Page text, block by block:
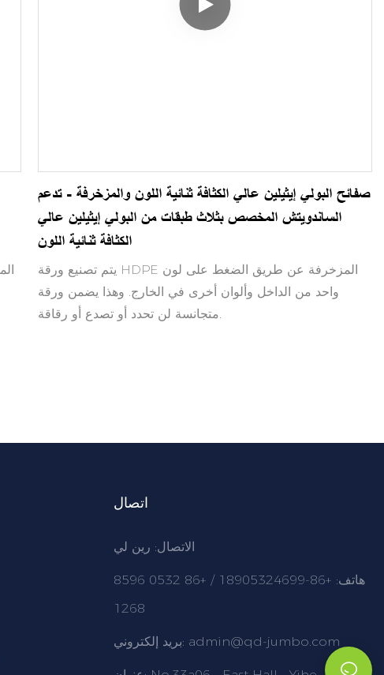
صفائح البولي إيثيلين عالي الكثافة ثنائية اللون والمزخرفة - تدعم
الساندويتش المخصص بثلاث طبقات من البولي إيثيلين عالي
الكثافة ثنائية اللون
يتم تصنيع ورقة HDPE المزخرفة عن طريق الضغط على لون
واحد من الداخل وألوان أخرى في الخارج. وهذا يضمن ورقة
متجانسة لن تحدد أو تصدع أو رقاقة.
اتصال
الاتصال: رين لي
هاتف: +86-18905324699 / +86 0532 8596
1268
بريد إلكتروني: admin@qd-jumbo.com